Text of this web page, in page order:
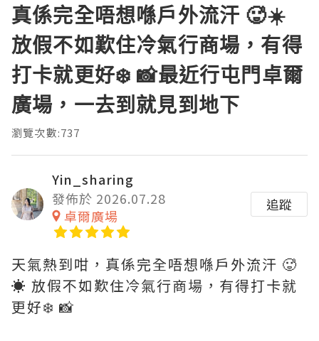
真係完全唔想喺戶外流汗 🥵☀️
放假不如歎住冷氣行商場，有得
打卡就更好❄️ 📸最近行屯門卓爾
廣場，一去到就見到地下
瀏覽次數:737
Yin_sharing
發佈於 2026.07.28
卓爾廣場
追蹤
天氣熱到咁，真係完全唔想喺戶外流汗 🥵
☀️ 放假不如歎住冷氣行商場，有得打卡就
更好❄️ 📸